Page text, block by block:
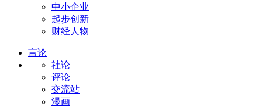
中小企业
起步创新
财经人物
言论
社论
评论
交流站
漫画